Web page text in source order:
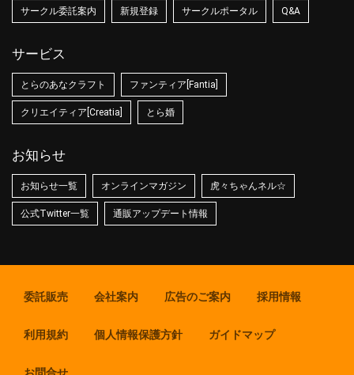
サークル委託案内 新規登録 サークルポータル Q&A
サービス
とらのあなクラフト ファンティア[Fantia]
クリエイティア[Creatia] とら婚
お知らせ
お知らせ一覧 オンラインマガジン 虎々ちゃんネル☆
公式Twitter一覧 通販アップデート情報
委託販売 会社案内 広告のご案内 採用情報
利用規約 個人情報保護方針 ガイドマップ